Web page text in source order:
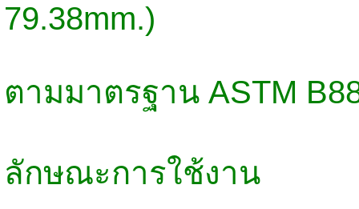
79.38mm.)
ตามมาตรฐาน ASTM
ลักษณะการใช้งาน